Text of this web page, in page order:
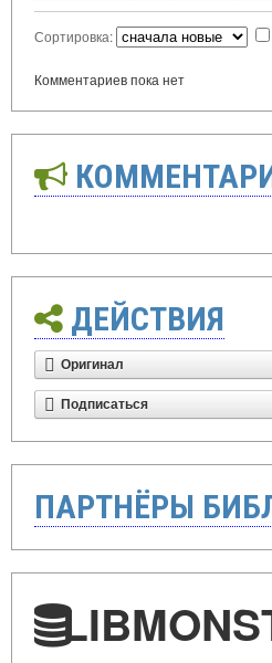
Сортировка:
Комментариев пока нет
ДЕЙСТВИЯ
Оригинал
Подписаться
ПАРТНЁРЫ